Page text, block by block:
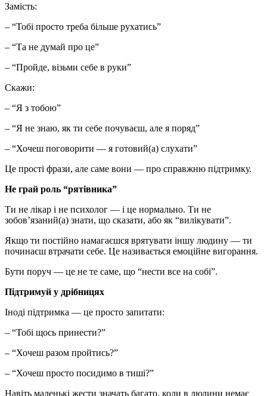
Замість:
– “Тобі просто треба більше рухатись”
– “Та не думай про це”
– “Пройде, візьми себе в руки”
Скажи:
– “Я з тобою”
– “Я не знаю, як ти себе почуваєш, але я поряд”
– “Хочеш поговорити — я готовий(а) слухати”
Це прості фрази, але саме вони — про справжню підтримку.
Не грай роль “рятівника”
Ти не лікар і не психолог — і це нормально. Ти не
зобов’язаний(а) знати, що сказати, або як “вилікувати”.
Якщо ти постійно намагаєшся врятувати іншу людину — ти
починаєш втрачати себе. Це називається емоційне вигорання.
Бути поруч — це не те саме, що “нести все на собі”.
Підтримуй у дрібницях
Іноді підтримка — це просто запитати:
– “Тобі щось принести?”
– “Хочеш разом пройтись?”
– “Хочеш просто посидимо в тиші?”
Навіть маленькі жести значать багато, коли в людини немає